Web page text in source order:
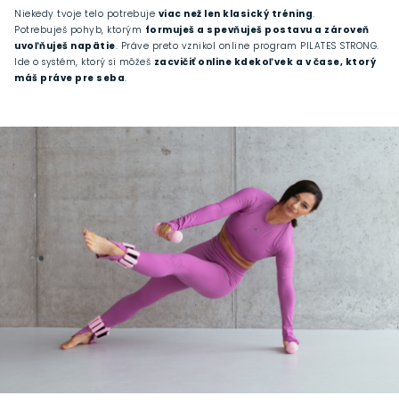
Niekedy tvoje telo potrebuje viac než len klasický tréning.
Potrebuješ pohyb, ktorým formuješ a spevňuješ postavu a zároveň
uvoľňuješ napätie. Práve preto vznikol online program PILATES STRONG.
Ide o systém, ktorý si môžeš zacvičiť online kdekoľvek a v čase, ktorý
máš práve pre seba.